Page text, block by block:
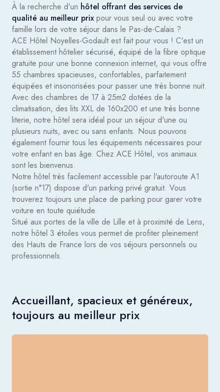
À la recherche d'un hôtel offrant des services de
qualité au meilleur prixpour vous seul ou avec votre
famille lors de votre séjour dans le Pas-de-Calais ?
ACE Hôtel Noyelles-Godault est fait pour vous ! C'est un
établissement hôtelier sécurisé, équipé de la fibre optique
gratuite pour une bonne connexion internet, qui vous offre
55 chambres spacieuses, confortables, parfaitement
équipées et insonorisées pour passer une très bonne nuit.
Avec des chambres de 17 à 25m2 dotées de la
climatisation, des lits XXL de 160x200 et une très bonne
literie, notre hôtel sera idéal pour un séjour d'une ou
plusieurs nuits, avec ou sans enfants. Nous pouvons
également fournir tous les équipements nécessaires pour
votre enfant en bas âge. Chez ACE Hôtel, vos animaux
sont les bienvenus.
Notre hôtel très facilement accessible par l'autoroute A1
(sortie n°17) dispose d'un parking privé gratuit. Vous
trouverez toujours une place de parking pour garer votre
voiture en toute quiétude.
Situé aux portes de la ville de Lille et à proximité de Lens,
notre hôtel 3 étoiles vous permet de profiter pleinement
des Hauts de France lors de vos séjours personnels ou
professionnels.
Accueillant, spacieux et généreux,
toujours au meilleur prix